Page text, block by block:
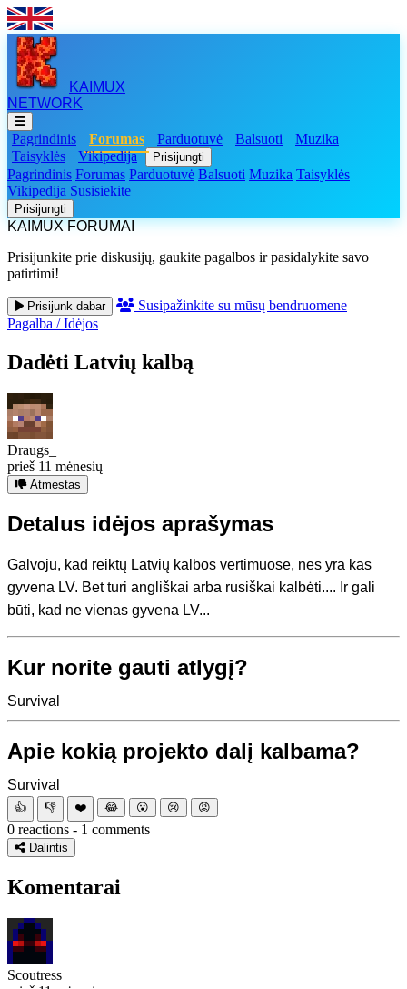
KAIMUX
NETWORK
Pagrindinis Forumas Parduotuvė Balsuoti
Muzika
Taisyklės
Vikipedija Prisijungti
Pagrindinis Forumas Parduotuvė Balsuoti Muzika Taisyklės
Vikipedija Susisiekite
Prisijungti
KAIMUX FORUMAI
Prisijunkite prie diskusijų, gaukite pagalbos ir pasidalykite savo
patirtimi!
Prisijunk dabar
Susipažinkite su mūsų bendruomene
Pagalba / Idėjos
Dadėti Latvių kalbą
Draugs_
prieš 11 mėnesių
Atmestas
Detalus idėjos aprašymas
Galvoju, kad reiktų Latvių kalbos vertimuose, nes yra kas
gyvena LV. Bet turi angliškai arba rusiškai kalbėti.... Ir gali
būti, kad ne vienas gyvena LV...
Kur norite gauti atlygį?
Survival
Apie kokią projekto dalį kalbama?
Survival
👍 👎 ❤️ 😂 😮 😢 😡
0 reactions - 1 comments
Dalintis
Komentarai
Scoutress